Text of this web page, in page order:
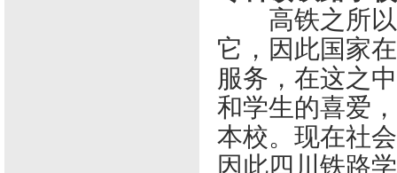
高铁之所以
它，因此国家
服务，在这之
和学生的喜爱
本校。现在社
因此四川铁路